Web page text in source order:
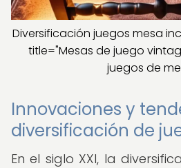
Diversificación juegos mesa
title="Mesas de juego
juegos de
Innovaciones y
diversificación de
En el siglo XXI, la